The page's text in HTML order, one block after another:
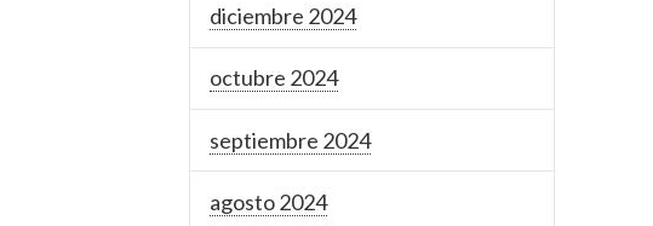
diciembre 2024
octubre 2024
septiembre 2024
agosto 2024